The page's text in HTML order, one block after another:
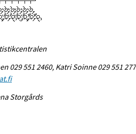
029 551 2460, Katri Soinne 029 551
Storgårds